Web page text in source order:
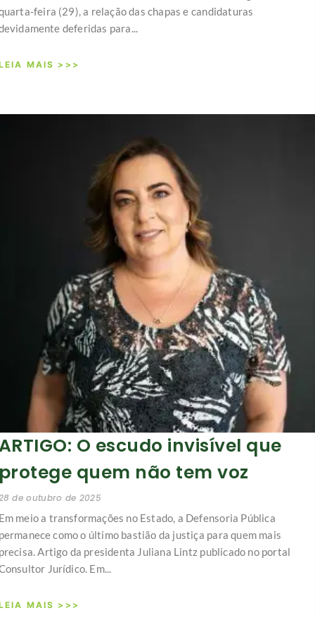
feira (29), a relação das chapas e candidaturas
deferidas para...
MAIS >>>
O escudo invisível que
quem não tem voz
de outubro de 2025
meio a transformações no Estado, a Defensoria Pública
como o último bastião da justiça para quem mais
Artigo da presidenta Juliana Lintz publicado no portal
Jurídico. Em...
MAIS >>>